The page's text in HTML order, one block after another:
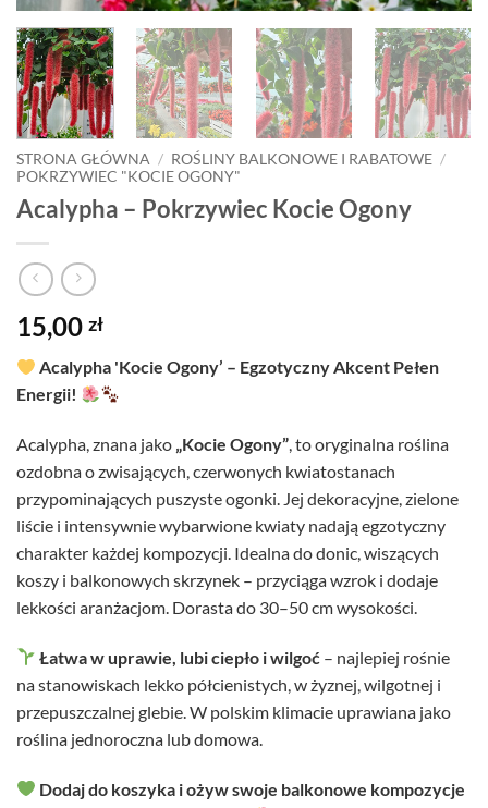
STRONA GŁÓWNA / ROŚLINY BALKONOWE I RABATOWE /
POKRZYWIEC "KOCIE OGONY"
Acalypha – Pokrzywiec Kocie Ogony
15,00 zł
Acalypha 'Kocie Ogony’ – Egzotyczny Akcent Pełen
Energii!
Acalypha, znana jako „Kocie Ogony”, to oryginalna roślina
ozdobna o zwisających, czerwonych kwiatostanach
przypominających puszyste ogonki. Jej dekoracyjne, zielone
liście i intensywnie wybarwione kwiaty nadają egzotyczny
charakter każdej kompozycji. Idealna do donic, wiszących
koszy i balkonowych skrzynek – przyciąga wzrok i dodaje
lekkości aranżacjom. Dorasta do 30–50 cm wysokości.
Łatwa w uprawie, lubi ciepło i wilgoć – najlepiej rośnie
na stanowiskach lekko półcienistych, w żyznej, wilgotnej i
przepuszczalnej glebie. W polskim klimacie uprawiana jako
roślina jednoroczna lub domowa.
Dodaj do koszyka i ożyw swoje balkonowe kompozycje